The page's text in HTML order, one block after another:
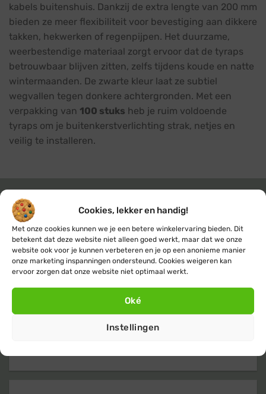
Cookies, lekker en handig!
Met onze cookies kunnen we je een betere winkelervaring bieden. Dit
betekent dat deze website niet alleen goed werkt, maar dat we onze
website ook voor je kunnen verbeteren en je op een anonieme manier
onze marketing inspanningen ondersteund. Cookies weigeren kan
ervoor zorgen dat onze website niet optimaal werkt.
Oké
Instellingen
kabels buitenshuis. Dankzij de extra lengte van 200 mm
bieden ze meer flexibiliteit voor bevestiging aan dikkere
takken, hekwerken of regenpijpen. Het duurzame,
weerbestendige materiaal zorgt ervoor dat de tyraps
betrouwbaar blijven zitten, zelfs tijdens koude en natte
wintermaanden. De zwarte kleur laat ze subtiel
wegvallen tegen donkere achtergronden. Met een
verpakking van 100 stuks heb je ruim voldoende
tyraps om je buitenkerstverlichting strak, netjes en
veilig te installeren.
of lage (€ 3,95) verzendkosten
voor heel Nederland & België
Verzendingbinnen 24 uurop
werkdagen (maandag t/m vrijdag)